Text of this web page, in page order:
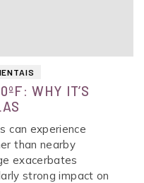
WHY IT’S
can experience
than nearby
exacerbates
strong impact on